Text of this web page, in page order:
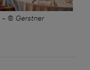
– © Gerstner